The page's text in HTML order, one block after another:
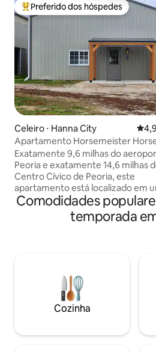
Entre os melhores preferidos dos
Preferido dos hóspedes
Celeiro ⋅ Hanna City
Apartamento Horsemeister
Foaling
Exatamente 9,6 milhas do
Peoria e exatamente 14,6 milhas
Centro Cívico de Peoria, este
apartamento está localizado em
área tranquila do país. Este é um
apartamento no celeiro da baia
Horsemeister. Entrada privativa,
você tem um grupo maior, você
convidado a trazer colchões
Este é apenas 4 milhas da vila de
Comodidades
temporada
Cozinha